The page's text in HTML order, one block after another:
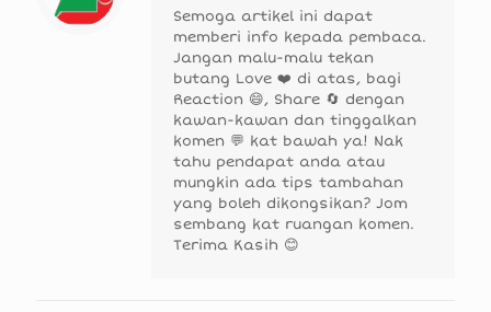
Semoga artikel ini dapat
memberi info kepada pembaca.
Jangan malu-malu tekan
butang Love ❤️ di atas, bagi
Reaction 😄, Share 🔄 dengan
kawan-kawan dan tinggalkan
komen 💬 kat bawah ya! Nak
tahu pendapat anda atau
mungkin ada tips tambahan
yang boleh dikongsikan? Jom
sembang kat ruangan komen.
Terima Kasih 😊